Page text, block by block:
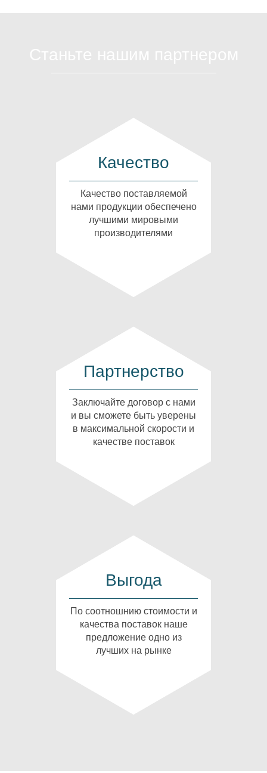
Качество
Качество поставляемой
нами продукции обеспечено
лучшими мировыми
производителями
Партнерство
Заключайте договор с нами
и вы сможете быть уверены
в максимальной скорости и
качестве поставок
Выгода
По соотношнию стоимости и
качества поставок наше
предложение одно из
лучших на рынке